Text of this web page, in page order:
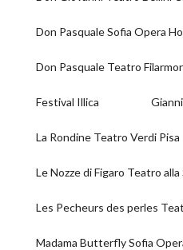
Don Pasquale Sofia Opera
Don Pasquale Teatro
Festival Illica
La Rondine Teatro Verdi Pisa
Le Nozze di Figaro Teatro alla
Les Pecheurs des perles
Madama Butterfly Sofia